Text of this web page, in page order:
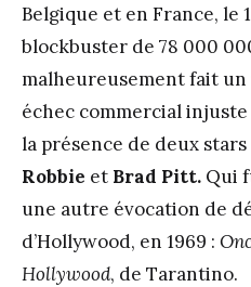
Belgique et en France, le
blockbuster de 78 000
malheureusement fait un
échec commercial
la présence de deux stars
Robbie et Brad Pitt. Qui
une autre évocation de
d’Hollywood, en 1969 :
Hollywood, de Tarantino.